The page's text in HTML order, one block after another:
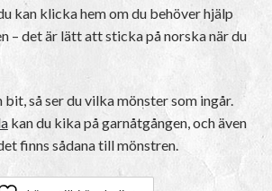
kan klicka hem om du behöver hjälp
– det är lätt att sticka på norska när du
bit, så ser du vilka mönster som ingår.
kan du kika på garnåtgången, och även
finns sådana till mönstren.